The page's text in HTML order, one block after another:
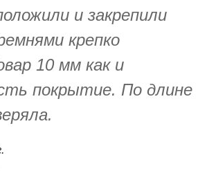
и закрепили
крепко
10 мм как и
покрытие. По длине